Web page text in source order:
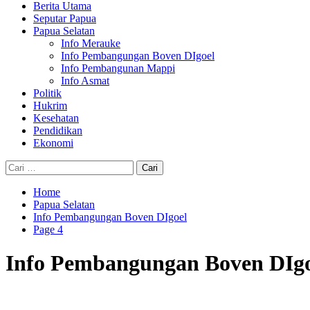
Berita Utama
Seputar Papua
Papua Selatan
Info Merauke
Info Pembangungan Boven DIgoel
Info Pembangunan Mappi
Info Asmat
Politik
Hukrim
Kesehatan
Pendidikan
Ekonomi
Cari
untuk:
Home
Papua Selatan
Info Pembangungan Boven DIgoel
Page 4
Info Pembangungan Boven